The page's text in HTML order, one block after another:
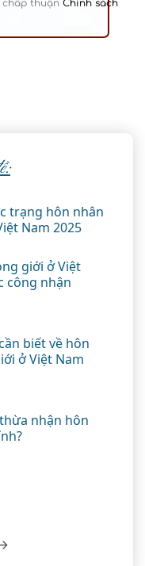
chấp thuận Chính sách
trạng hôn nhân
Nam 2025
giới ở Việt
công nhận
biết về hôn
ở Việt Nam
nhận hôn